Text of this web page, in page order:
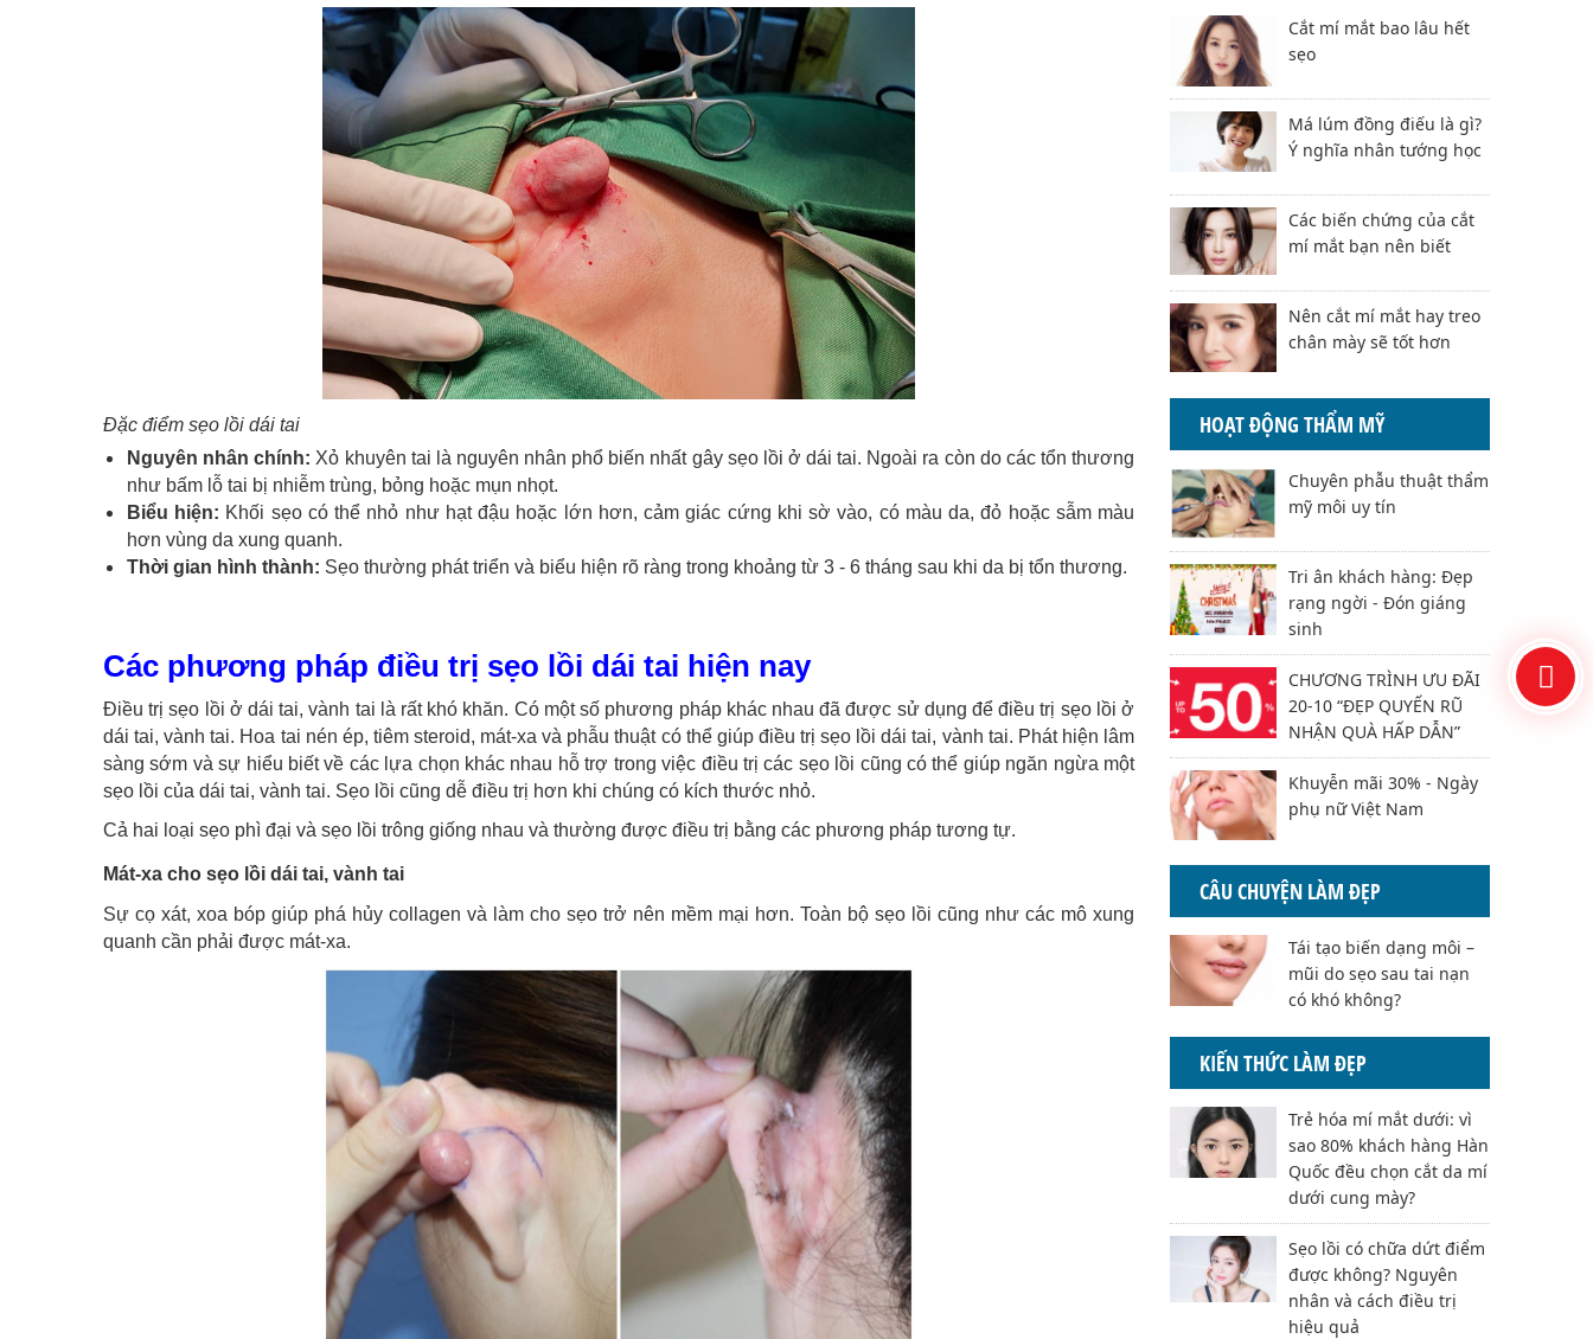
Đặc điểm sẹo lồi dái tai
Nguyên nhân chính: Xỏ khuyên tai là nguyên nhân phổ biến nhất gây sẹo lồi ở dái tai. Ngoài ra còn do các tổn thương
như bấm lỗ tai bị nhiễm trùng, bỏng hoặc mụn nhọt.
Biểu hiện: Khối sẹo có thể nhỏ như hạt đậu hoặc lớn hơn, cảm giác cứng khi sờ vào, có màu da, đỏ hoặc sẫm màu
hơn vùng da xung quanh.
Thời gian hình thành: Sẹo thường phát triển và biểu hiện rõ ràng trong khoảng từ 3 - 6 tháng sau khi da bị tổn thương.
Các phương pháp điều trị sẹo lồi dái tai hiện nay
Điều trị sẹo lồi ở dái tai, vành tai là rất khó khăn. Có một số phương pháp khác nhau đã được sử dụng để điều trị sẹo lồi ở
dái tai, vành tai. Hoa tai nén ép, tiêm steroid, mát-xa và phẫu thuật có thể giúp điều trị sẹo lồi dái tai, vành tai. Phát hiện lâm
sàng sớm và sự hiểu biết về các lựa chọn khác nhau hỗ trợ trong việc điều trị các sẹo lồi cũng có thể giúp ngăn ngừa một
sẹo lồi của dái tai, vành tai. Sẹo lồi cũng dễ điều trị hơn khi chúng có kích thước nhỏ.
Cả hai loại sẹo phì đại và sẹo lồi trông giống nhau và thường được điều trị bằng các phương pháp tương tự.
Mát-xa cho sẹo lồi dái tai, vành tai
Sự cọ xát, xoa bóp giúp phá hủy collagen và làm cho sẹo trở nên mềm mại hơn. Toàn bộ sẹo lồi cũng như các mô xung
quanh cần phải được mát-xa.
Cắt mí mắt bao lâu hết
sẹo
Má lúm đồng điếu là gì?
Ý nghĩa nhân tướng học
Các biến chứng của cắt
mí mắt bạn nên biết
Nên cắt mí mắt hay treo
chân mày sẽ tốt hơn
HOẠT ĐỘNG THẨM MỸ
Chuyên phẫu thuật thẩm
mỹ môi uy tín
Tri ân khách hàng: Đẹp
rạng ngời - Đón giáng
sinh
CHƯƠNG TRÌNH ƯU ĐÃI
20-10 “ĐẸP QUYẾN RŨ
NHẬN QUÀ HẤP DẪN”
Khuyễn mãi 30% - Ngày
phụ nữ Việt Nam
CÂU CHUYỆN LÀM ĐẸP
Tái tạo biến dạng môi –
mũi do sẹo sau tai nạn
có khó không?
KIẾN THỨC LÀM ĐẸP
Trẻ hóa mí mắt dưới: vì
sao 80% khách hàng Hàn
Quốc đều chọn cắt da mí
dưới cung mày?
Sẹo lồi có chữa dứt điểm
được không? Nguyên
nhân và cách điều trị
hiệu quả